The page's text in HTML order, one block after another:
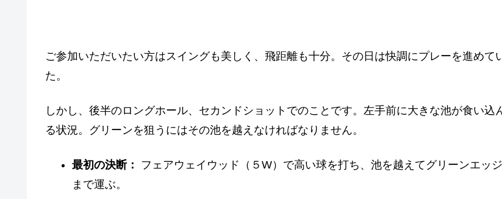
ご参加いただいたい方はスイングも美しく、飛距離も十分。その日は快調にプレーを進めて
た。
しかし、後半のロングホール、セカンドショットでのことです。左手前に大きな池が食い込
る状況。グリーンを狙うにはその池を越えなければなりません。
最初の決断：
フェアウェイウッド（５W）で高い球を打ち、池を越えてグリーンエッ
まで運ぶ。